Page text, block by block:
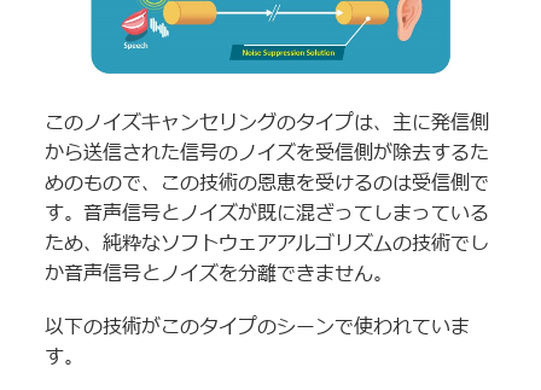
このノイズキャンセリングのタイプは、主に発信側
から送信された信号のノイズを受信側が除去するた
めのもので、この技術の恩恵を受けるのは受信側で
す。音声信号とノイズが既に混ざってしまっている
ため、純粋なソフトウェアアルゴリズムの技術でし
か音声信号とノイズを分離できません。
以下の技術がこのタイプのシーンで使われていま
す。